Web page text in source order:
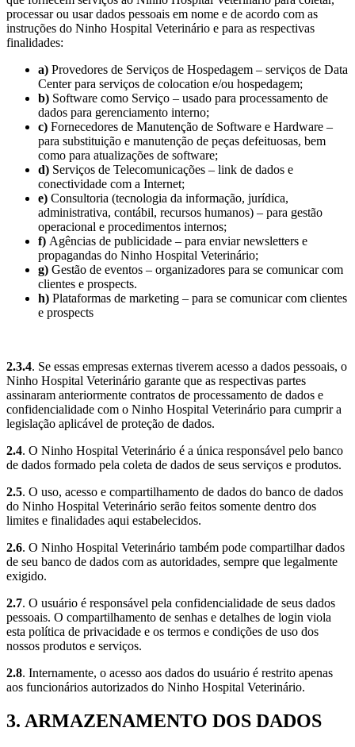
processar ou usar dados pessoais em nome e de acordo com as
instruções do Ninho Hospital Veterinário e para as respectivas
finalidades:
a) Provedores de Serviços de Hospedagem – serviços de Data
Center para serviços de colocation e/ou hospedagem;
b) Software como Serviço – usado para processamento de
dados para gerenciamento interno;
c) Fornecedores de Manutenção de Software e Hardware –
para substituição e manutenção de peças defeituosas, bem
como para atualizações de software;
d) Serviços de Telecomunicações – link de dados e
conectividade com a Internet;
e) Consultoria (tecnologia da informação, jurídica,
administrativa, contábil, recursos humanos) – para gestão
operacional e procedimentos internos;
f) Agências de publicidade – para enviar newsletters e
propagandas do Ninho Hospital Veterinário;
g) Gestão de eventos – organizadores para se comunicar com
clientes e prospects.
h) Plataformas de marketing – para se comunicar com clientes
e prospects
2.3.4. Se essas empresas externas tiverem acesso a dados pessoais, o
Ninho Hospital Veterinário garante que as respectivas partes
assinaram anteriormente contratos de processamento de dados e
confidencialidade com o Ninho Hospital Veterinário para cumprir a
legislação aplicável de proteção de dados.
2.4. O Ninho Hospital Veterinário é a única responsável pelo banco
de dados formado pela coleta de dados de seus serviços e produtos.
2.5. O uso, acesso e compartilhamento de dados do banco de dados
do Ninho Hospital Veterinário serão feitos somente dentro dos
limites e finalidades aqui estabelecidos.
2.6. O Ninho Hospital Veterinário também pode compartilhar dados
de seu banco de dados com as autoridades, sempre que legalmente
exigido.
2.7. O usuário é responsável pela confidencialidade de seus dados
pessoais. O compartilhamento de senhas e detalhes de login viola
esta política de privacidade e os termos e condições de uso dos
nossos produtos e serviços.
2.8. Internamente, o acesso aos dados do usuário é restrito apenas
aos funcionários autorizados do Ninho Hospital Veterinário.
3. ARMAZENAMENTO DOS DADOS